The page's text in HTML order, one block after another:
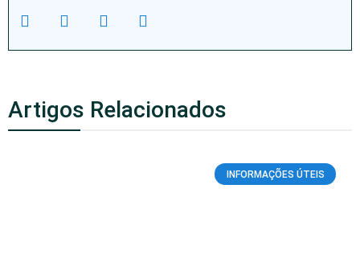
Artigos Relacionados
INFORMAÇÕES ÚTEIS